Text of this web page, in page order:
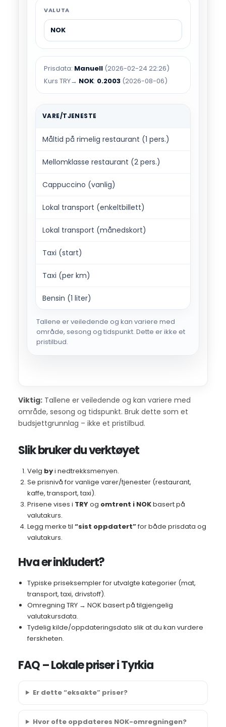
VALUTA
Prisdata: Manuell (2026-02-24 22:26)
Kurs TRY→ NOK: 0.2003 (2026-08-06)
VARE/TJENESTE
Måltid på rimelig restaurant (1 pers.)
Mellomklasse restaurant (2 pers.)
Cappuccino (vanlig)
Lokal transport (enkeltbillett)
Lokal transport (månedskort)
Taxi (start)
Taxi (per km)
Bensin (1 liter)
Tallene er veiledende og kan variere med
område, sesong og tidspunkt. Dette er ikke et
pristilbud.
Viktig: Tallene er veiledende og kan variere med
område, sesong og tidspunkt. Bruk dette som et
budsjettgrunnlag – ikke et pristilbud.
Slik bruker du verktøyet
Velg byi nedtrekksmenyen.
Se prisnivå for vanlige varer/tjenester (restaurant,
kaffe, transport, taxi).
Prisene vises i TRYog omtrent i NOKbasert på
valutakurs.
Legg merke til “sist oppdatert”for både prisdata og
valutakurs.
Hva er inkludert?
Typiske priseksempler for utvalgte kategorier (mat,
transport, taxi, drivstoff).
Omregning TRY → NOK basert på tilgjengelig
valutakursdata.
Tydelig kilde/oppdateringsdato slik at du kan vurdere
ferskheten.
FAQ – Lokale priser i Tyrkia
Er dette “eksakte” priser?
Hvor ofte oppdateres NOK-omregningen?